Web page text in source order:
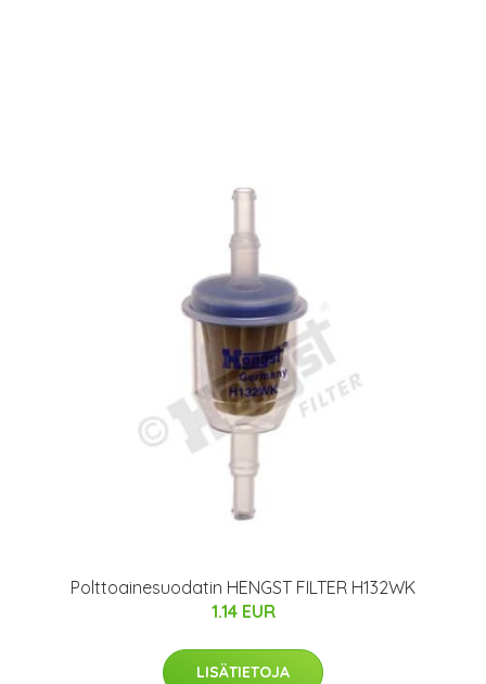
Polttoainesuodatin HENGST FILTER H132WK
1.14 EUR
LISÄTIETOJA